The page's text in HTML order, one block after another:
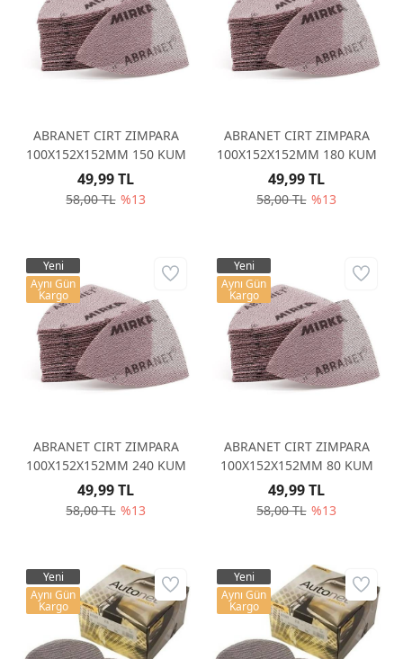
ABRANET CIRT ZIMPARA
100X152X152MM 150 KUM
58,00 TL %13
49,99 TL
ABRANET CIRT ZIMPARA
100X152X152MM 180 KUM
58,00 TL %13
49,99 TL
ABRANET CIRT ZIMPARA
100X152X152MM 240 KUM
58,00 TL %13
49,99 TL
Yeni
Aynı Gün
Kargo
ABRANET CIRT ZIMPARA
100X152X152MM 80 KUM
58,00 TL %13
49,99 TL
Yeni
Aynı Gün
Kargo
Yeni
Aynı Gün
Kargo
Yeni
Aynı Gün
Kargo